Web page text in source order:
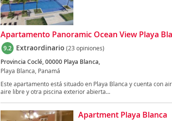
Apartamento Panoramic Ocean View Playa
9.2 Extraordinario (23 opiniones)
Provincia Coclé, 00000 Playa Blanca,
Playa Blanca, Panamá
Este apartamento está situado en Playa Blanca y cuenta con
aire libre y otra piscina exterior abierta...
Apartment Playa Blanca